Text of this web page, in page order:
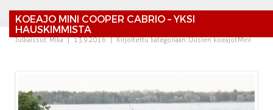
KOEAJO MINI COOPER CABRIO – YKSI
HAUSKIMMISTA
Julkaissut:Mika | 13.9.2016 | Kirjoitettu kategoriaan:Uusien koeajotMini